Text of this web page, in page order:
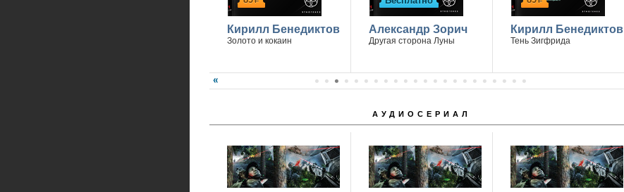
Кирилл Бенедиктов
Золото и кокаин
Александр Зорич
Другая сторона Луны
Кирилл Бенедиктов
Тень Зигфрида
АУДИОСЕРИАЛ